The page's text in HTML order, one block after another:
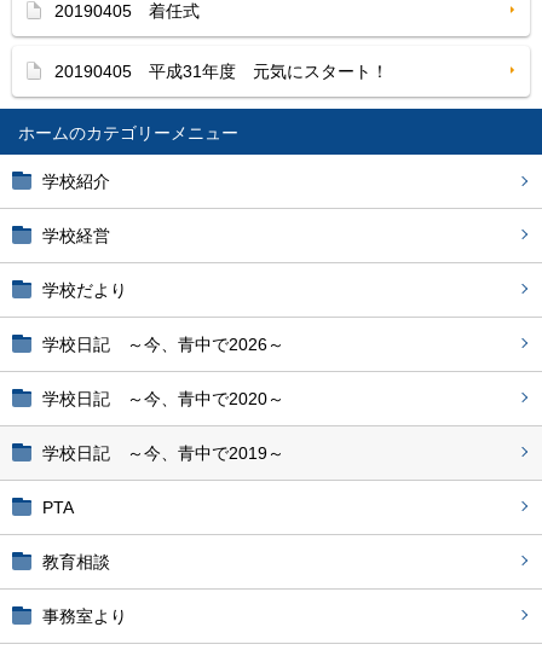
ホーム
学校紹介
学校経営
学校だより
学校日記 ～今、青中で2026～
学校日記 ～今、青中で2020～
学校日記 ～今、青中で2019～
PTA
教育相談
事務室より
20190405 着任式
20190405 平成31年度 元気にスタート！